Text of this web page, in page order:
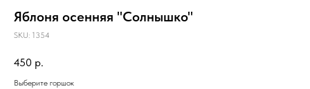
Яблоня осенняя "Солнышко"
SKU: 1354
450 р.
Выберите горшок